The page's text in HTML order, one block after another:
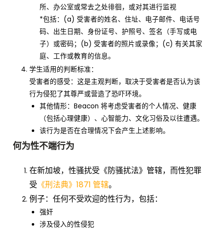
所、办公室或常去之处徘徊，或对其进行监视
*包括：(a) 受害者的姓名、住址、电子邮件、电话号
码、出生日期、身份证号、护照号、签名（手写或电
子）或密码；(b) 受害者的照片或录像；(c) 有关其家
庭、工作或教育的信息。
学生适用的判断标准：
受害者的感受：这是主观判断，取决于受害者是否认为该
行为侵犯了其尊严或营造了恐吓环境。
其他情形：Beacon 将考虑受害者的个人情况、健康
（包括心理健康）、心智能力、文化习俗及以往遭遇。
该行为是否在合理情况下会产生上述影响。
何为性不端行为
在新加坡，性骚扰受《防骚扰法》管辖，而性犯罪
受 《刑法典》1871 管辖。
例子：任何不受欢迎的性行为，包括：
强奸
涉及侵入的性侵犯